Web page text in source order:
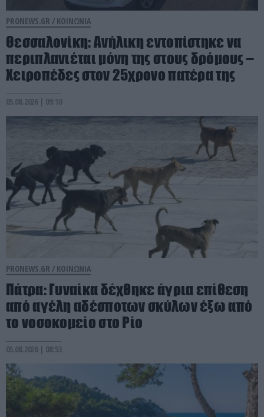
PRONEWS.GR / ΚΟΙΝΩΝΙΑ
Θεσσαλονίκη: Ανήλικη εντοπίστηκε να
περιπλανιέται μόνη της στους δρόμους –
Χειροπέδες στον 25χρονο πατέρα της
05.08.2026 | 09:10
PRONEWS.GR / ΚΟΙΝΩΝΙΑ
Πάτρα: Γυναίκα δέχθηκε άγρια επίθεση
από αγέλη αδέσποτων σκύλων έξω από
το νοσοκομείο στο Ρίο
05.08.2026 | 08:53